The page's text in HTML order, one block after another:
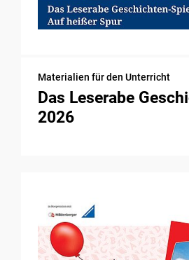
Materialien für den Unterricht
Das Leserabe
2026